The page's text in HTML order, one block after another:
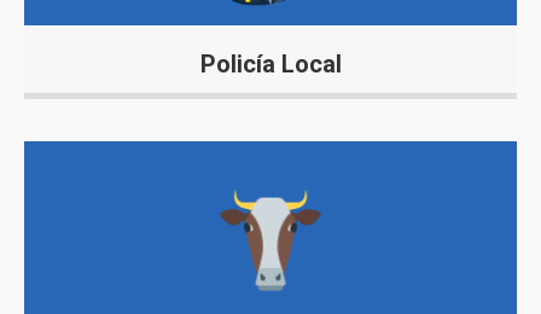
Policía Local